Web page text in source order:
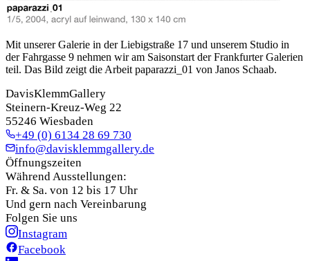
Mit unserer Galerie in der Liebigstraße 17 und unserem Studio in
der Fahrgasse 9 nehmen wir am Saisonstart der Frankfurter Galerien
teil. Das Bild zeigt die Arbeit paparazzi_01 von Janos Schaab.
DavisKlemmGallery
Steinern-Kreuz-Weg 22
55246 Wiesbaden
+49 (0) 6134 28 69 730
info@davisklemmgallery.de
Öffnungszeiten
Während Ausstellungen:
Fr. & Sa. von 12 bis 17 Uhr
Und gern nach Vereinbarung
Folgen Sie uns
Instagram
Facebook